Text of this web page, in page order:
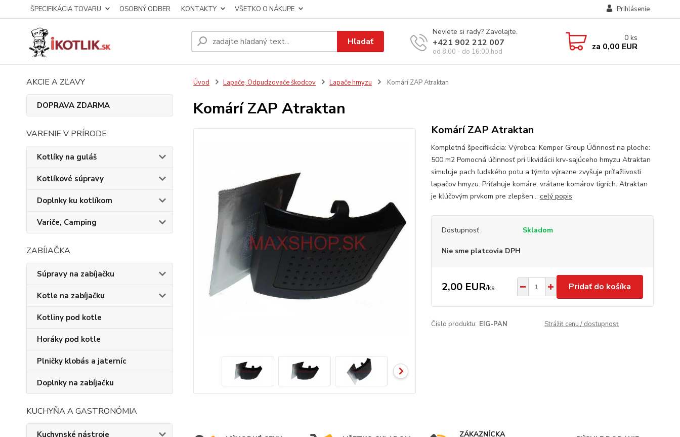
ŠPECIFIKÁCIA TOVARU OSOBNÝ ODBER KONTAKTY VŠETKO O NÁKUPE Prihlásenie
Hľadať
Neviete si rady? Zavolajte.
+421 902 212 007
od 8:00 - do 16:00 hod
0 ks
za 0,00 EUR
AKCIE A ZĽAVY
DOPRAVA ZDARMA
VARENIE V PRÍRODE
Kotlíky na guláš
Kotlíkové súpravy
Doplnky ku kotlíkom
Variče, Camping
ZABÍJAČKA
Súpravy na zabíjačku
Kotle na zabíjačku
Kotliny pod kotle
Horáky pod kotle
Plničky klobás a jaterníc
Doplnky na zabíjačku
KUCHYŇA A GASTRONÓMIA
Kuchynské nástroje
Úvod Lapače, Odpudzovače škodcov Lapače hmyzu Komárí ZAP Atraktan
Komárí ZAP Atraktan
Komárí ZAP Atraktan
Kompletná špecifikácia: Výrobca: Kemper Group Účinnosť na ploche:
500 m2 Pomocná účinnosť pri likvidácii krv-sajúceho hmyzu Atraktan
simuluje pach ľudského potu a týmto výrazne zvyšuje príťažlivosti
lapačov hmyzu. Priťahuje komáre, vrátane komárov tigrích. Atraktan
je kľúčovým prvkom pre zlepšen... celý popis
Dostupnosť Skladom
Nie sme platcovia DPH
2,00 EUR/ks Pridať do košíka
Číslo produktu: EIG-PAN Strážiť cenu / dostupnosť
ZÁKAZNÍCKA